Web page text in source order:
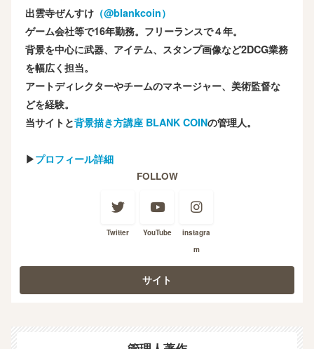
出雲寺ぜんすけ （‎@blankcoin）
ゲーム会社等で16年勤務。フリーランスで４年。
背景を中心に武器、アイテム、スタンプ画像など2DCG業務
を幅広く担当。
アートディレクターやチームのマネージャー、美術監督な
どを経験。
当サイトと背景描き方講座 BLANK COINの管理人。
▶プロフィール詳細
FOLLOW
Twitter YouTube
instagra
m